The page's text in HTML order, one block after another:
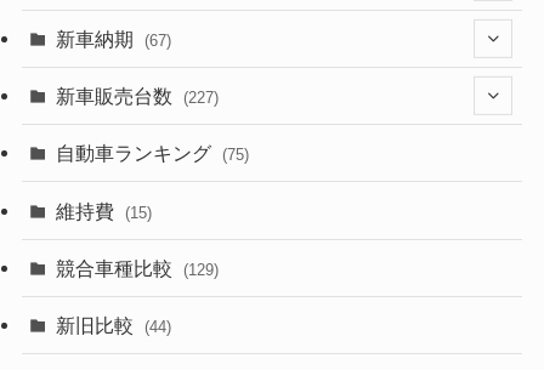
(329)
(526)
(357)
(328)
(242)
(85)
(84)
新車納期 (67)
(28)
(8)
(3)
(3)
新車販売台数 (227)
(21)
(5)
自動車ランキング (75)
維持費 (15)
競合車種比較 (129)
新旧比較 (44)